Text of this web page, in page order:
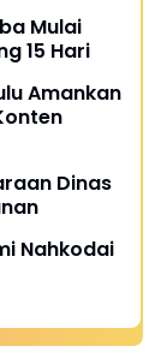
Mulai
15 Hari
Amankan
Dinas
Nahkodai